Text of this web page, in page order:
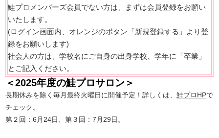
鮭プロメンバーズ会員でない方は、まずは会員登録をお願い
いたします。
(ログイン画面内、オレンジのボタン「新規登録する」より登
録をお願いします)
社会人の方は、学校名にご自身の出身学校、学年に「卒業」
とご記入ください。
＜2025年度の鮭プロサロン＞
長期休みを除く毎月最終火曜日に開催予定！詳しくは、鮭プロHPで
チェック。
第２回：6月24日、第３回：7月29日。